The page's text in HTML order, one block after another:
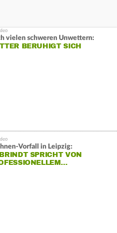
vielen schweren Unwettern:
BERUHIGT SICH
Vorfall in Leipzig:
SPRICHT VON